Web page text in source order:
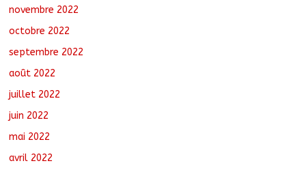
novembre 2022
octobre 2022
septembre 2022
août 2022
juillet 2022
juin 2022
mai 2022
avril 2022